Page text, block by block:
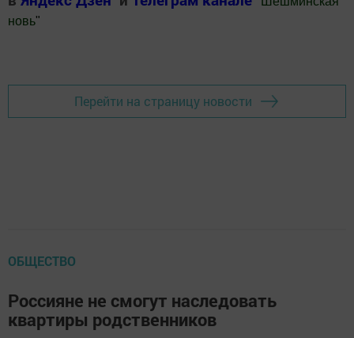
новь"
Перейти на страницу новости
ОБЩЕСТВО
Россияне не смогут наследовать
квартиры родственников